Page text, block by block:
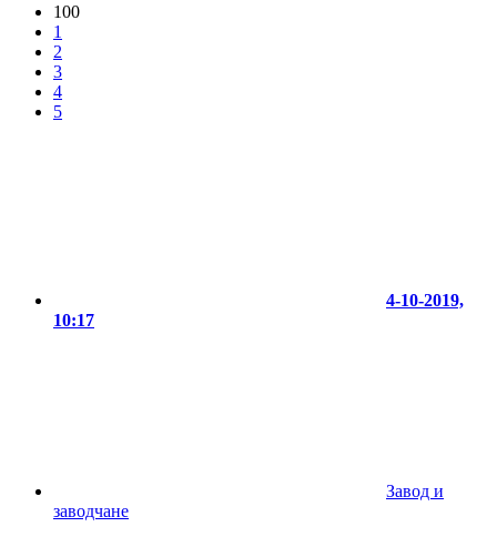
100
1
2
3
4
5
4-10-2019,
10:17
Завод и
заводчане